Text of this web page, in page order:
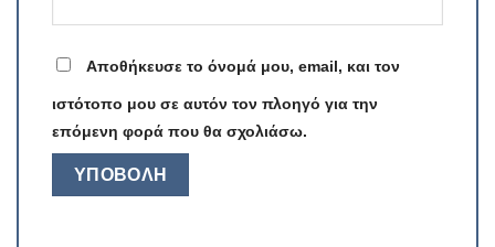
Αποθήκευσε το όνομά μου, email, και τον
ιστότοπο μου σε αυτόν τον πλοηγό για την
επόμενη φορά που θα σχολιάσω.